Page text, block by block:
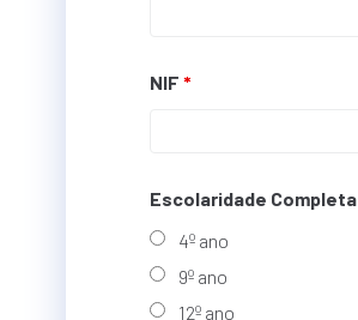
NIF *
Escolaridade Completa
4º ano
9º ano
12º ano